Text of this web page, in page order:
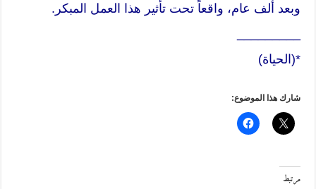
وبعد ألف عام، واقعاً تحت تأثير هذا العمل المبكر.
*(الحياة)
شارك هذا الموضوع:
مرتبط